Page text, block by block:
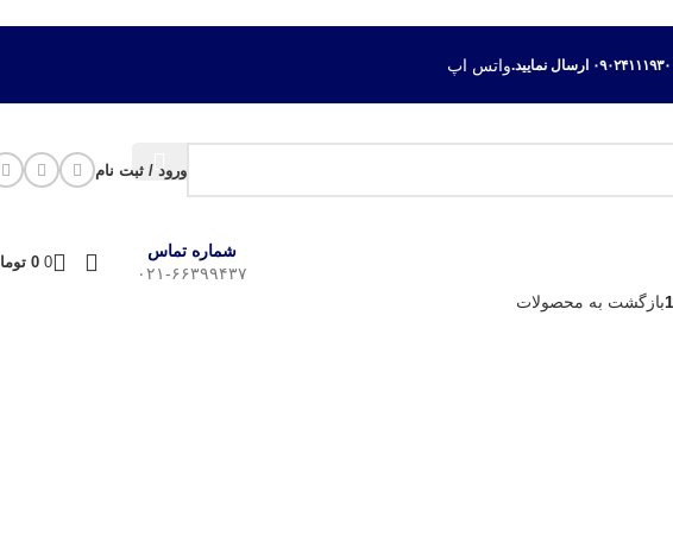
واتس اپ
ورود / ثبت نام
شماره تماس
۰۲۱-۶۶۳۹۹۴۳۷
0
0
بازگشت به محصولات